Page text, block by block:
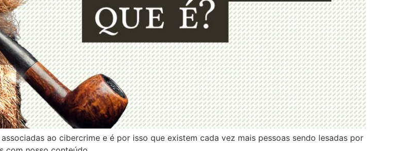
ao cibercrime e é por isso que existem cada vez mais pessoas sendo lesadas por